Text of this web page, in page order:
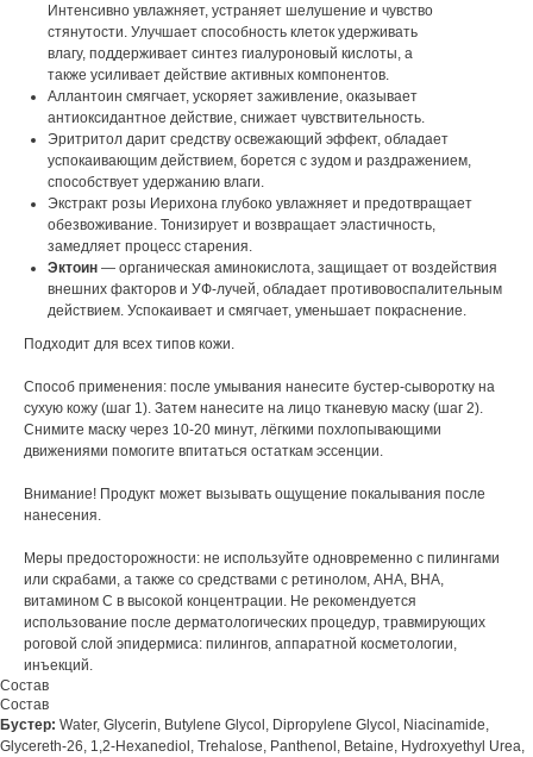
Интенсивно увлажняет, устраняет шелушение и чувство
стянутости. Улучшает способность клеток удерживать
влагу, поддерживает синтез гиалуроновый кислоты, а
также усиливает действие активных компонентов.
Аллантоин смягчает, ускоряет заживление, оказывает
антиоксидантное действие, снижает чувствительность.
Эритритол дарит средству освежающий эффект, обладает
успокаивающим действием, борется с зудом и раздражением,
способствует удержанию влаги.
Экстракт розы Иерихона глубоко увлажняет и предотвращает
обезвоживание. Тонизирует и возвращает эластичность,
замедляет процесс старения.
Эктоин — органическая аминокислота, защищает от воздействия
внешних факторов и УФ-лучей, обладает противовоспалительным
действием. Успокаивает и смягчает, уменьшает покраснение.
Подходит для всех типов кожи.
Способ применения: после умывания нанесите бустер-сыворотку на
сухую кожу (шаг 1). Затем нанесите на лицо тканевую маску (шаг 2).
Снимите маску через 10-20 минут, лёгкими похлопывающими
движениями помогите впитаться остаткам эссенции.
Внимание! Продукт может вызывать ощущение покалывания после
нанесения.
Меры предосторожности: не используйте одновременно с пилингами
или скрабами, а также со средствами с ретинолом, AHA, BHA,
витамином C в высокой концентрации. Не рекомендуется
использование после дерматологических процедур, травмирующих
роговой слой эпидермиса: пилингов, аппаратной косметологии,
инъекций.
Состав
Состав
Бустер: Water, Glycerin, Butylene Glycol, Dipropylene Glycol, Niacinamide,
Glycereth-26, 1,2-Hexanediol, Trehalose, Panthenol, Betaine, Hydroxyethyl Urea,